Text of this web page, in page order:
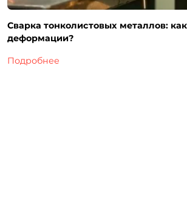
Сварка тонколистовых металлов:
деформации?
Подробнее